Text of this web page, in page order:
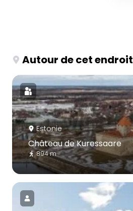
Autour de cet endroit
Estonie
Château de Kuressaare
894 m